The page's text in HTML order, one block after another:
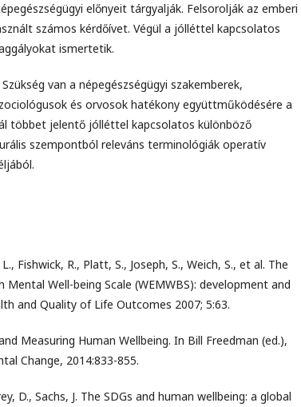
előnyeit tárgyalják. Felsorolják az emberi
számos kérdőívet. Végül a jólléttel kapcsolatos
ismertetik.
Szükség van a népegészségügyi szakemberek,
és orvosok hatékony együttműködésére a
többet jelentő jólléttel kapcsolatos különböző
szempontból releváns terminológiák operatív
Fishwick, R., Platt, S., Joseph, S., Weich, S., et al. The
Mental Well-being Scale (WEMWBS): development and
and Quality of Life Outcomes 2007; 5:63.
Measuring Human Wellbeing. In Bill Freedman (ed.),
Change, 2014:833-855.
D., Sachs, J. The SDGs and human wellbeing: a global